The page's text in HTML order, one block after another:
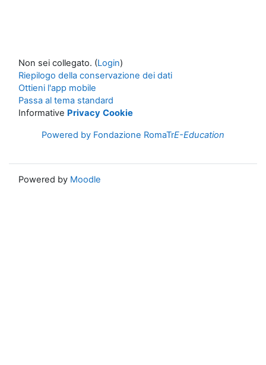
Non sei collegato. (Login)
Riepilogo della conservazione dei dati
Ottieni l'app mobile
Passa al tema standard
Informative Privacy Cookie
Powered by Fondazione RomaTrE-Education
Powered by Moodle